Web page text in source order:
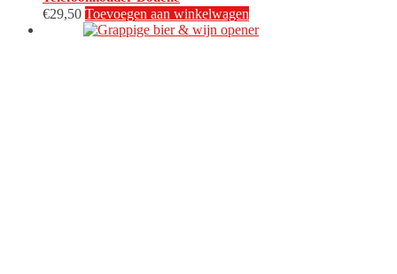
€29,50 Toevoegen aan winkelwagen